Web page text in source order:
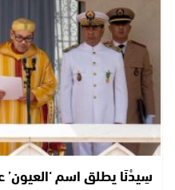
سِيدْنَا يطلق اسم